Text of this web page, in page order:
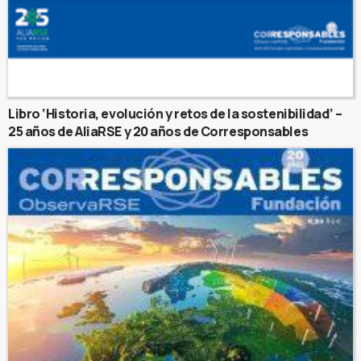
Libro ‘Historia, evolución y retos de la sostenibilidad’ –
25 años de AliaRSE y 20 años de Corresponsables